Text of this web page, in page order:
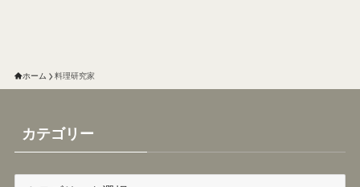
ホーム 料理研究家
カテゴリー